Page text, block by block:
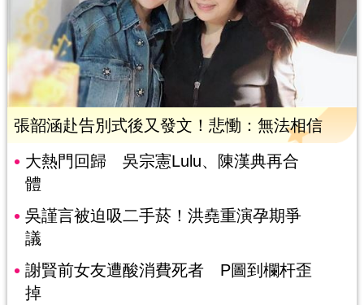
張韶涵赴告別式後又發文！悲慟：無法相信
大熱門回歸 吳宗憲Lulu、陳漢典再合
體
吳謹言被迫吸二手菸！洪堯重演孕期爭
議
謝賢前女友遭酸消費死者 P圖到欄杆歪
掉